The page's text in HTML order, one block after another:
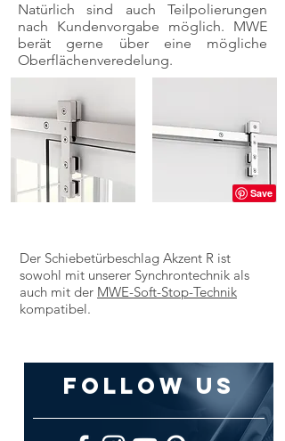
follow US
Der Schiebetürbeschlag Akzent R ist
sowohl mit unserer Synchrontechnik als
auch mit der MWE-Soft-Stop-Technik
kompatibel.
Natürlich sind auch Teilpolierungen
nach Kundenvorgabe möglich. MWE
berät gerne über eine mögliche
Oberflächenveredelung.